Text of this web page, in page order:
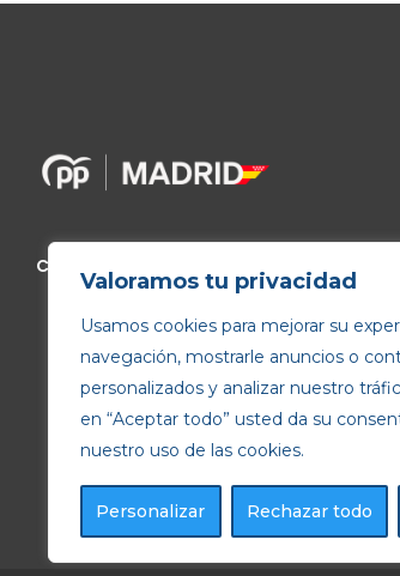
Valoramos tu privacidad
Usamos cookies para mejorar su
navegación, mostrarle anuncios o
personalizados y analizar nuestro
en “Aceptar todo” usted da su
nuestro uso de las cookies.
Personalizar Rechazar todo
Calle de Génova, 13, 28004 Madrid